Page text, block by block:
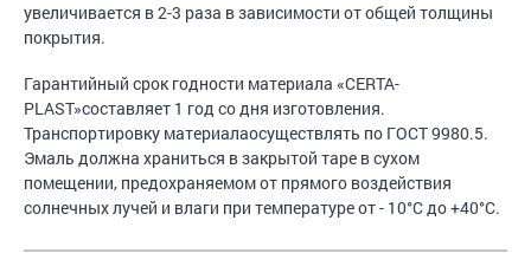
увеличивается в 2-3 раза в зависимости от общей толщины
покрытия.
Гарантийный срок годности материала «CERTA-
PLAST»составляет 1 год со дня изготовления.
Транспортировку материалаосуществлять по ГОСТ 9980.5.
Эмаль должна храниться в закрытой таре в сухом
помещении, предохраняемом от прямого воздействия
солнечных лучей и влаги при температуре от - 10°С до +40°С.